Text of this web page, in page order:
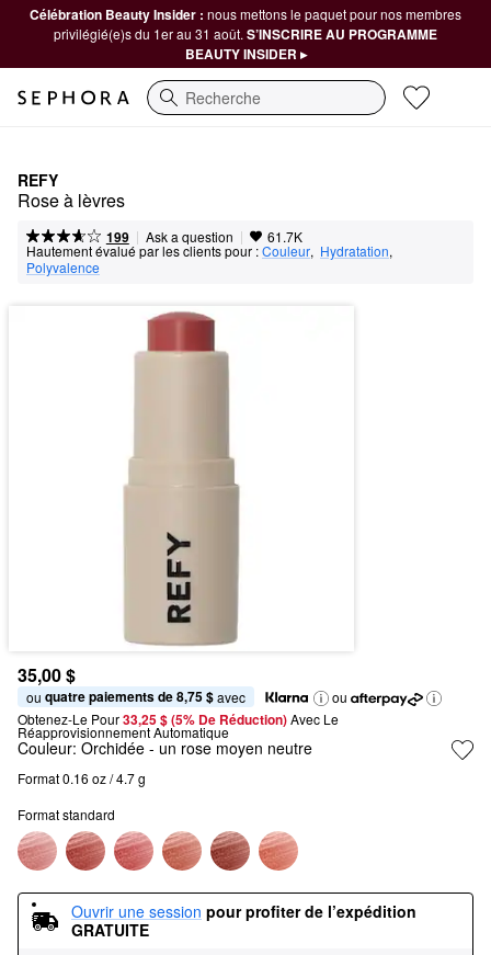
Célébration Beauty Insider : nous mettons le paquet pour nos membres
privilégié(e)s du 1er au 31 août. S’INSCRIRE AU PROGRAMME
BEAUTY INSIDER ▸
Recherche
REFY
Rose à lèvres
199 | Ask a question | 61.7K
Hautement évalué par les clients pour :Couleur, Hydratation,
Polyvalence
35,00 $
ou quatre paiements de 8,75 $ avec
ou
Obtenez-Le Pour33,25 $ (5% De Réduction) Avec Le
Réapprovisionnement Automatique
Couleur: Orchidée - un rose moyen neutre
Format 0.16 oz / 4.7 g
Format standard
Ouvrir une session pour profiter de l’expédition
GRATUITE